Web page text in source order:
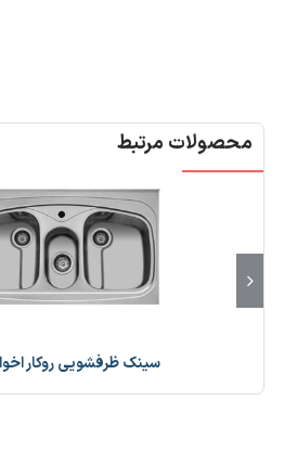
محصولات مرتبط
سینک ظرفشویی روکار